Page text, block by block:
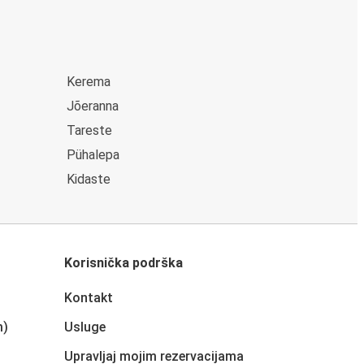
Kerema
Jõeranna
Tareste
Pühalepa
Kidaste
Korisnička podrška
Kontakt
Usluge
Upravljaj mojim rezervacijama